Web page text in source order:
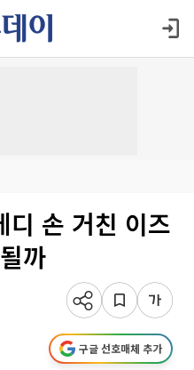
손 거친 이즈
까
구글 선호매체 추가